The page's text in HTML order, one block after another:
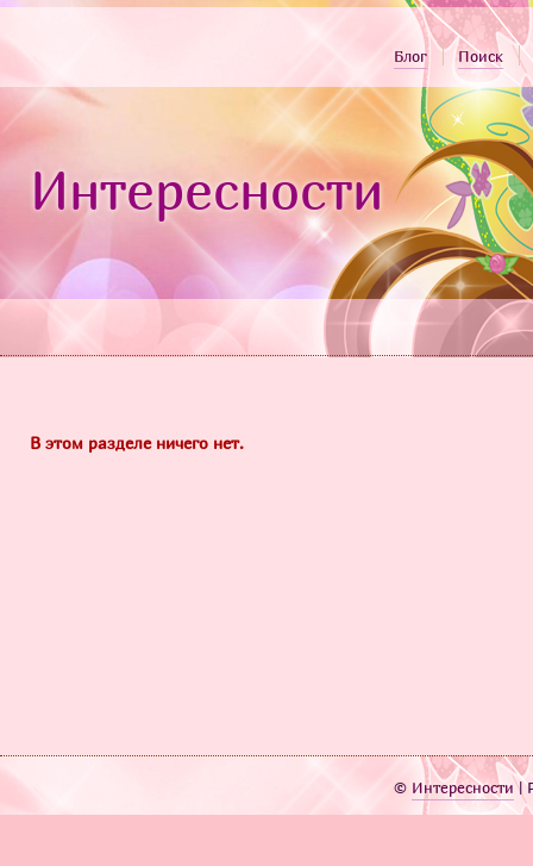
Блог Поиск
Интересности
В этом разделе ничего нет.
© Интересности|